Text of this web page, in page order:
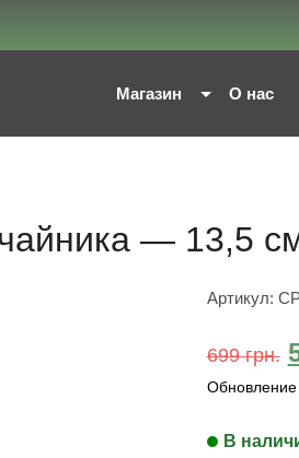
Магазин О нас
— 13,5
Артикул:
699грн.
В